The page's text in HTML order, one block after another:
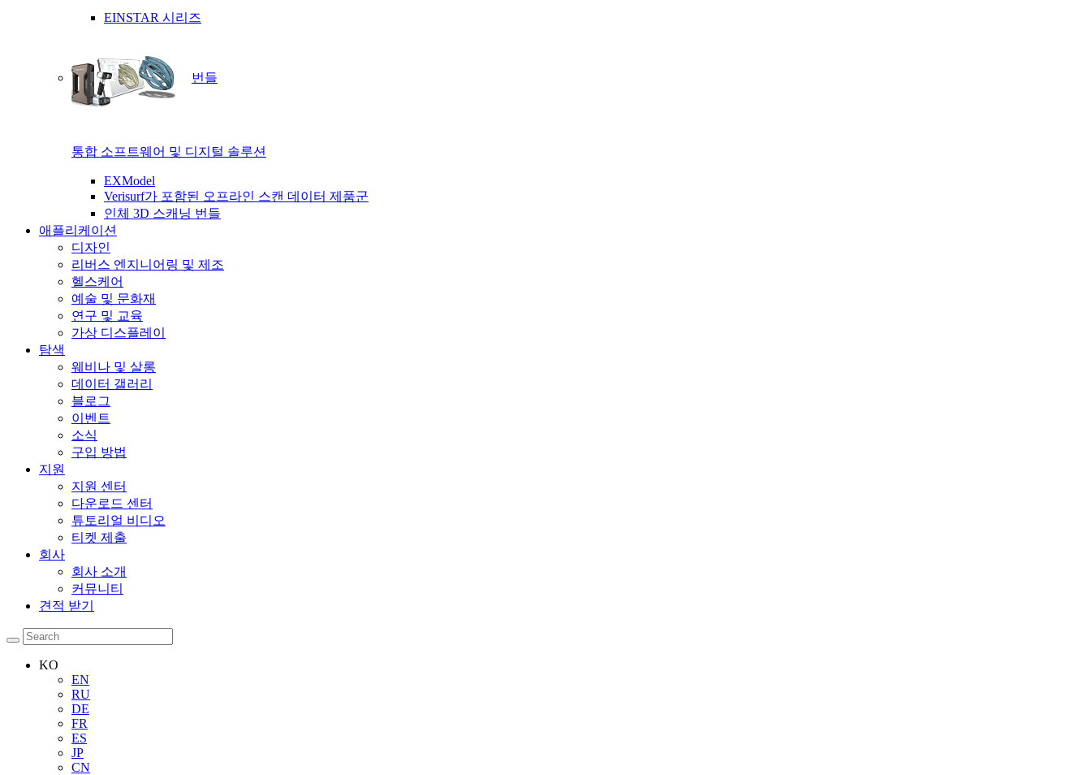
EINSTAR 시리즈
번들
통합 소프트웨어 및 디지털 솔루션
EXModel
Verisurf가 포함된 오프라인 스캔 데이터 제품군
인체 3D 스캐닝 번들
애플리케이션
디자인
리버스 엔지니어링 및 제조
헬스케어
예술 및 문화재
연구 및 교육
가상 디스플레이
탐색
웨비나 및 살롱
데이터 갤러리
블로그
이벤트
소식
구입 방법
지원
지원 센터
다운로드 센터
튜토리얼 비디오
티켓 제출
회사
회사 소개
커뮤니티
견적 받기
KO
EN
RU
DE
FR
ES
JP
CN